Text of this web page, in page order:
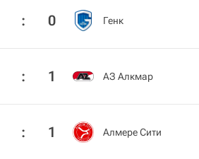
: 0 Генк
: 1 АЗ Алкмар
: 1 Алмере Сити